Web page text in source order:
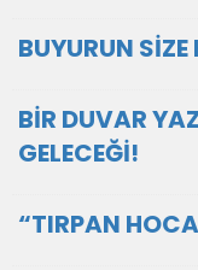
BUYURUN
BİR DUVAR
GELECEĞİ!
“TIRPAN